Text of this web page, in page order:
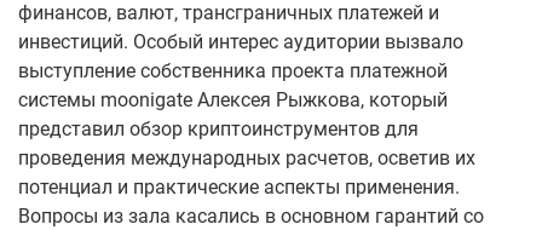
финансов, валют, трансграничных платежей и
инвестиций. Особый интерес аудитории вызвало
выступление собственника проекта платежной
системы moonigate Алексея Рыжкова, который
представил обзор криптоинструментов для
проведения международных расчетов, осветив их
потенциал и практические аспекты применения.
Вопросы из зала касались в основном гарантий со